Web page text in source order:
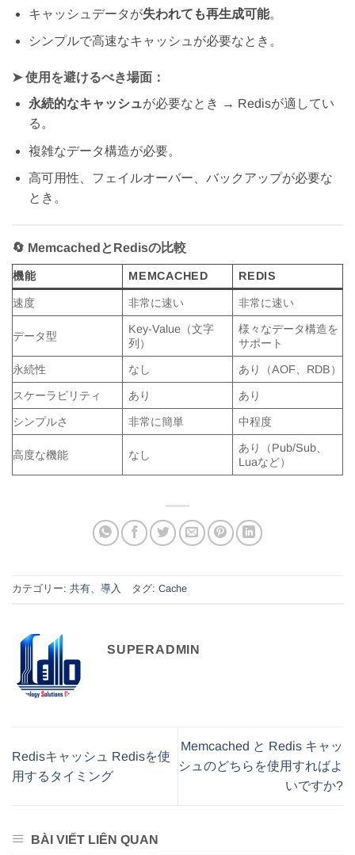
キャッシュデータが失われても再生成可能。
シンプルで高速なキャッシュが必要なとき。
➤使用を避けるべき場面：
永続的なキャッシュが必要なとき → Redisが適してい
る。
複雑なデータ構造が必要。
高可用性、フェイルオーバー、バックアップが必要な
とき。
🔄 MemcachedとRedisの比較
機能 MEMCACHED REDIS
速度 非常に速い 非常に速い
データ型
Key-Value（文字
列）
様々なデータ構造を
サポート
永続性 なし あり（AOF、RDB）
スケーラビリティ あり あり
シンプルさ 非常に簡単 中程度
高度な機能 なし
あり（Pub/Sub、
Luaなど）
カテゴリー: 共有、 導入 タグ: Cache
SUPERADMIN
Redisキャッシュ Redisを使
用するタイミング
Memcached と Redis キャッ
シュのどちらを使用すればよ
いですか?
BÀI VIẾT LIÊN QUAN